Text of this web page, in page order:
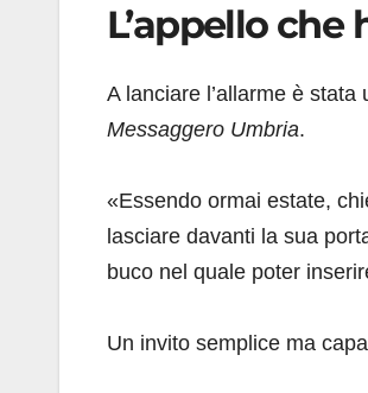
L’appello
A lanciare l’allarme è
Messaggero Umbria.
«Essendo ormai estate,
lasciare davanti la sua
buco nel quale poter
Un invito semplice ma